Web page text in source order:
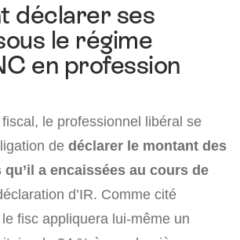
déclarer ses
le régime
en profession
le professionnel libéral se
de déclarer le montant des
a encaissées au cours de
d’IR. Comme cité
fisc appliquera lui-même un